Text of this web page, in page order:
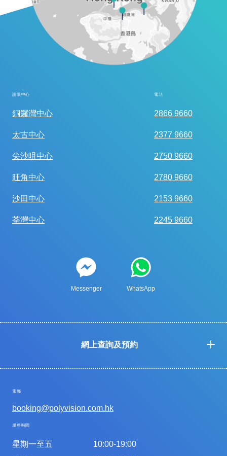
全面眼科視光檢查
護眼中心 電話
銅鑼灣中心 2866 9660
太古中心 2377 9660
尖沙咀中心 2750 9660
旺角中心 2780 9660
沙田中心 2153 9660
荃灣中心 2245 9660
Messenger WhatsApp
網上查詢及預約
電郵
booking@polyvision.com.hk
服務時間
星期一至五
10:00-19:00